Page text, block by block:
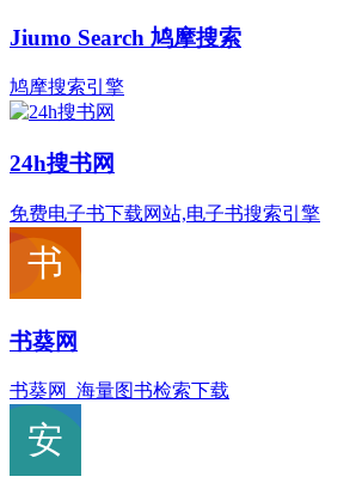
Jiumo Search 鸠摩搜索
鸠摩搜索引擎
24h搜书网
免费电子书下载网站,电子书搜索引擎
书葵网
书葵网_海量图书检索下载